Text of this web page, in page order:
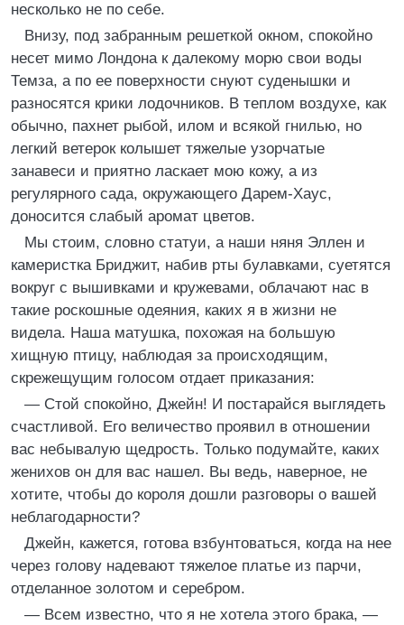
несколько не по себе.
Внизу, под забранным решеткой окном, спокойно
несет мимо Лондона к далекому морю свои воды
Темза, а по ее поверхности снуют суденышки и
разносятся крики лодочников. В теплом воздухе, как
обычно, пахнет рыбой, илом и всякой гнилью, но
легкий ветерок колышет тяжелые узорчатые
занавеси и приятно ласкает мою кожу, а из
регулярного сада, окружающего Дарем-Хаус,
доносится слабый аромат цветов.
Мы стоим, словно статуи, а наши няня Эллен и
камеристка Бриджит, набив рты булавками, суетятся
вокруг с вышивками и кружевами, облачают нас в
такие роскошные одеяния, каких я в жизни не
видела. Наша матушка, похожая на большую
хищную птицу, наблюдая за происходящим,
скрежещущим голосом отдает приказания:
— Стой спокойно, Джейн! И постарайся выглядеть
счастливой. Его величество проявил в отношении
вас небывалую щедрость. Только подумайте, каких
женихов он для вас нашел. Вы ведь, наверное, не
хотите, чтобы до короля дошли разговоры о вашей
неблагодарности?
Джейн, кажется, готова взбунтоваться, когда на нее
через голову надевают тяжелое платье из парчи,
отделанное золотом и серебром.
— Всем известно, что я не хотела этого брака, —